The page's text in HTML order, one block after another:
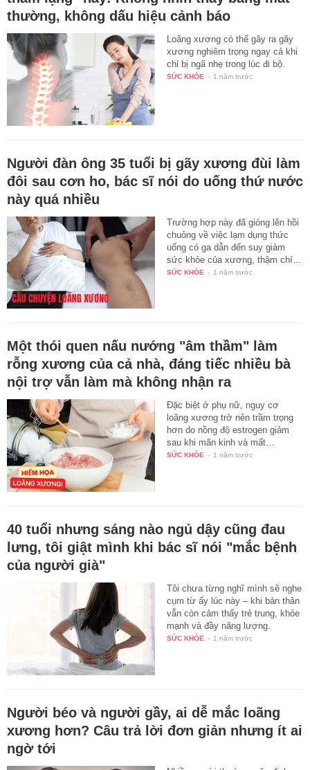
thường, không dấu hiệu cảnh báo
Loãng xương có thể gây ra gãy
xương nghiêm trọng ngay cả khi
chỉ bị ngã nhẹ trong lúc đi bộ.
SỨC KHỎE - 1 năm trước
Người đàn ông 35 tuổi bị gãy xương đùi làm
đôi sau cơn ho, bác sĩ nói do uống thứ nước
này quá nhiều
Trường hợp này đã gióng lên hồi
chuông về việc lạm dụng thức
uống có ga dẫn đến suy giảm
sức khỏe của xương, thậm chí…
SỨC KHỎE - 1 năm trước
Một thói quen nấu nướng "âm thầm" làm
rỗng xương của cả nhà, đáng tiếc nhiều bà
nội trợ vẫn làm mà không nhận ra
Đặc biệt ở phụ nữ, nguy cơ
loãng xương trở nên trầm trọng
hơn do nồng độ estrogen giảm
sau khi mãn kinh và mất…
SỨC KHỎE - 1 năm trước
40 tuổi nhưng sáng nào ngủ dậy cũng đau
lưng, tôi giật mình khi bác sĩ nói "mắc bệnh
của người già"
Tôi chưa từng nghĩ mình sẽ nghe
cụm từ ấy lúc này – khi bản thân
vẫn còn cảm thấy trẻ trung, khỏe
mạnh và đầy năng lượng.
SỨC KHỎE - 1 năm trước
Người béo và người gầy, ai dễ mắc loãng
xương hơn? Câu trả lời đơn giản nhưng ít ai
ngờ tới